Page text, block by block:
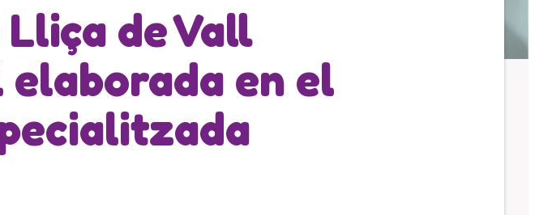
Plan estratégico
Impacto social
de Vall
en el